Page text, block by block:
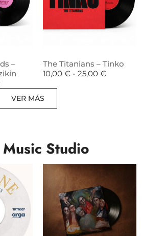
–
The Titanians – Tinko
10,00 € - 25,00 €
VER MÁS
Studio